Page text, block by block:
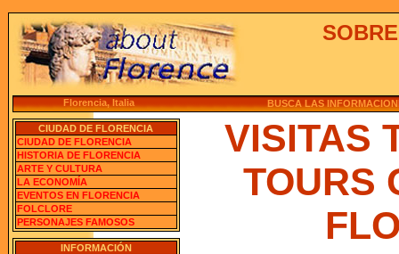
Florencia, Italia BUSCA LAS
CIUDAD DE FLORENCIA
CIUDAD DE FLORENCIA
HISTORIA DE FLORENCIA
ARTE Y CULTURA
LA ECONOMÍA
EVENTOS EN FLORENCIA
FOLCLORE
PERSONAJES FAMOSOS
INFORMACIÓN
VISITAS
TOURS